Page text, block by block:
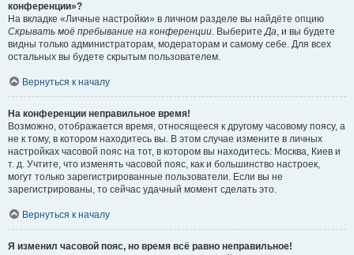
конференции»?
На вкладке «Личные настройки» в личном разделе вы найдёте опцию
Скрывать моё пребывание на конференции. ВыберитеДа, и вы будете
видны только администраторам, модераторам и самому себе. Для всех
остальных вы будете скрытым пользователем.
Вернуться к началу
На конференции неправильное время!
Возможно, отображается время, относящееся к другому часовому поясу, а
не к тому, в котором находитесь вы. В этом случае измените в личных
настройках часовой пояс на тот, в котором вы находитесь: Москва, Киев и
т. д. Учтите, что изменять часовой пояс, как и большинство настроек,
могут только зарегистрированные пользователи. Если вы не
зарегистрированы, то сейчас удачный момент сделать это.
Вернуться к началу
Я изменил часовой пояс, но время всё равно неправильное!